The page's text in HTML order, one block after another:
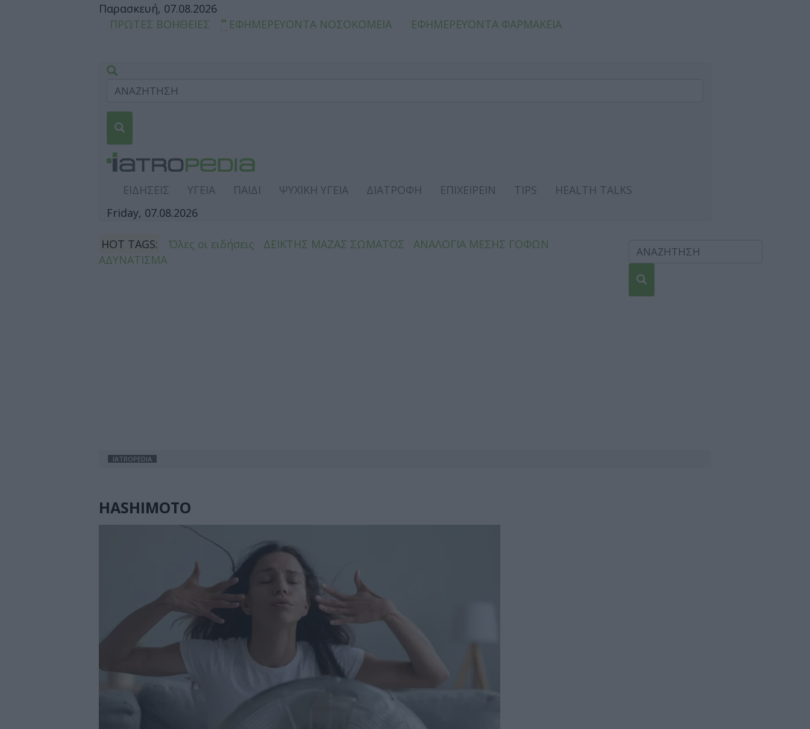
Παρασκευή, 07.08.2026
ΠΡΩΤΕΣ ΒΟΗΘΕΙΕΣ
ΕΦΗΜΕΡΕΥΟΝΤΑ ΝΟΣΟΚΟΜΕΙΑ ΕΦΗΜΕΡΕΥΟΝΤΑ ΦΑΡΜΑΚΕΙΑ
ΕΙΔΗΣΕΙΣ ΥΓΕΙΑ ΠΑΙΔΙ ΨΥΧΙΚΗ ΥΓΕΙΑ ΔΙΑΤΡΟΦΗ ΕΠΙΧΕΙΡΕΙΝ TIPS
HEALTH TALKS
Friday, 07.08.2026
HOT TAGS: Όλες οι ειδήσεις ΔΕΙΚΤΗΣ ΜΑΖΑΣ ΣΩΜΑΤΟΣ
ΑΝΑΛΟΓΙΑ ΜΕΣΗΣ ΓΟΦΩΝ
ΑΔΥΝΑΤΙΣΜΑ
IATROPEDIA
HASHIMOTO